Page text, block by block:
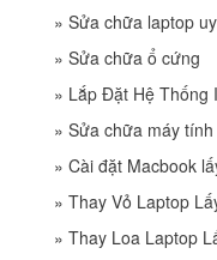
» Sửa chữa laptop
» Sửa chữa ổ cứng
» Lắp Đặt Hệ Thống
» Sửa chữa máy
» Cài đặt Macbook
» Thay Vỏ Laptop
» Thay Loa Laptop